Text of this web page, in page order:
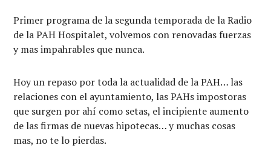
Primer programa de la segunda temporada de la Radio
de la PAH Hospitalet, volvemos con renovadas fuerzas
y mas impahrables que nunca.
Hoy un repaso por toda la actualidad de la PAH… las
relaciones con el ayuntamiento, las PAHs impostoras
que surgen por ahí como setas, el incipiente aumento
de las firmas de nuevas hipotecas… y muchas cosas
mas, no te lo pierdas.